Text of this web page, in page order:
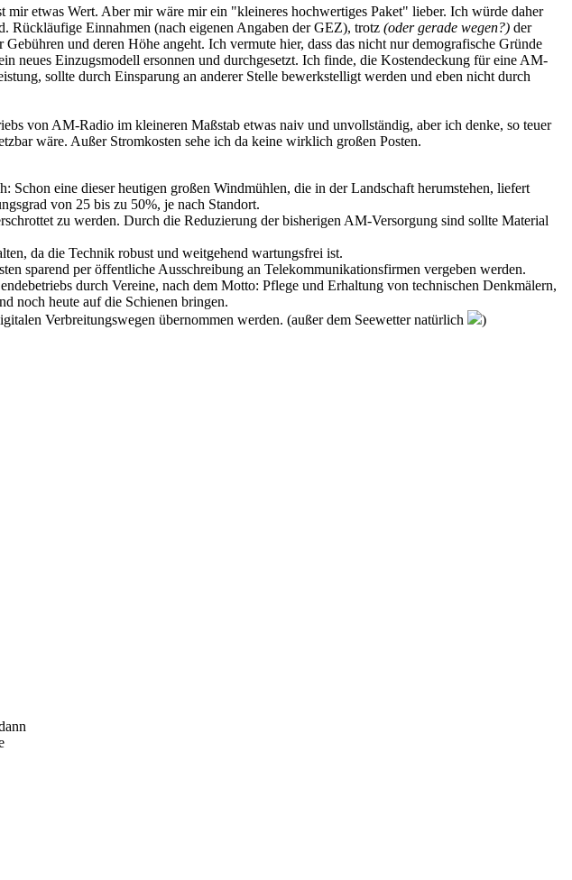
mir etwas Wert. Aber mir wäre mir ein "kleineres hochwertiges Paket" lieber. Ich würde daher
Rückläufige Einnahmen (nach eigenen Angaben der GEZ), trotz (oder gerade wegen?) der
und deren Höhe angeht. Ich vermute hier, dass das nicht nur demografische Gründe
neues Einzugsmodell ersonnen und durchgesetzt. Ich finde, die Kostendeckung für eine AM-
sollte durch Einsparung an anderer Stelle bewerkstelligt werden und eben nicht durch
von AM-Radio im kleineren Maßstab etwas naiv und unvollständig, aber ich denke, so teuer
wäre. Außer Stromkosten sehe ich da keine wirklich großen Posten.
eine dieser heutigen großen Windmühlen, die in der Landschaft herumstehen, liefert
von 25 bis zu 50%, je nach Standort.
zu werden. Durch die Reduzierung der bisherigen AM-Versorgung sind sollte Material
da die Technik robust und weitgehend wartungsfrei ist.
sparend per öffentliche Ausschreibung an Telekommunikationsfirmen vergeben werden.
durch Vereine, nach dem Motto: Pflege und Erhaltung von technischen Denkmälern,
noch heute auf die Schienen bringen.
Verbreitungswegen übernommen werden. (außer dem Seewetter natürlich
)